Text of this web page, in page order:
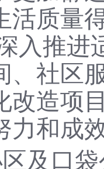
活质量
入推进
、社区
改造项
力和成
及口